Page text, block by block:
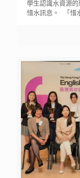
學生認識水資源
惜水訊息。 「惜